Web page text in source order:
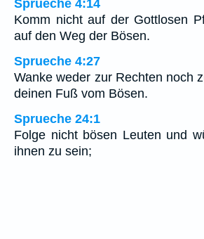
Sprueche 4:14
Komm nicht auf der Gottlosen
auf den Weg der Bösen.
Sprueche 4:27
Wanke weder zur Rechten noch
deinen Fuß vom Bösen.
Sprueche 24:1
Folge nicht bösen Leuten und
ihnen zu sein;